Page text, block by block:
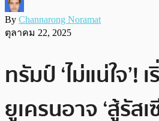
By Channarong Noramat
ตุลาคม 22, 2025
ทรัมป์ ‘ไม่แน่ใจ’!
ยูเครนอาจ ‘สู้รัสเ